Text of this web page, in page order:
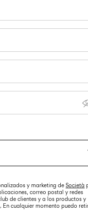
y marketing de Società
correo postal y redes
de clientes y a los productos y
. En cualquier momento puedo